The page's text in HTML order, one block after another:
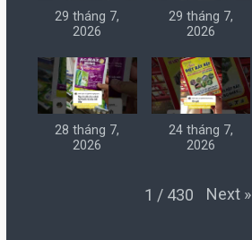
29 tháng 7,
2026
29 tháng 7,
2026
28 tháng 7,
2026
24 tháng 7,
2026
1 / 430 Next »